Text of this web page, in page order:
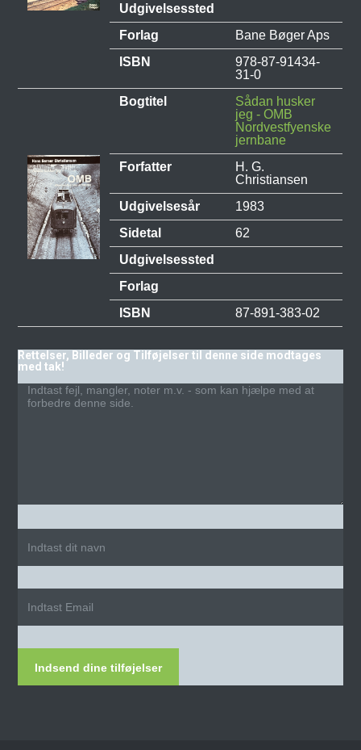
Udgivelsessted
Forlag
Bane Bøger Aps
ISBN
978-87-91434-
31-0
Bogtitel
Sådan husker
jeg - OMB
Nordvestfyenske
jernbane
Forfatter
H. G.
Christiansen
Udgivelsesår
1983
Sidetal
62
Udgivelsessted
Forlag
ISBN
87-891-383-02
Rettelser, Billeder og Tilføjelser til denne side modtages
med tak!
Indsend dine tilføjelser